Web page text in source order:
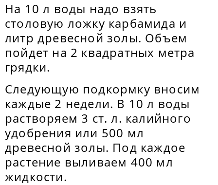
На 10 л воды надо взять
столовую ложку карбамида и
литр древесной золы. Объем
пойдет на 2 квадратных метра
грядки.
Следующую подкормку вносим
каждые 2 недели. В 10 л воды
растворяем 3 ст. л. калийного
удобрения или 500 мл
древесной золы. Под каждое
растение выливаем 400 мл
жидкости.